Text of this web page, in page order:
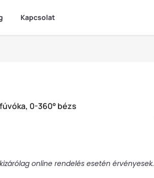
Kapcsolat
0-360° bézs
online rendelés esetén érvényesek.